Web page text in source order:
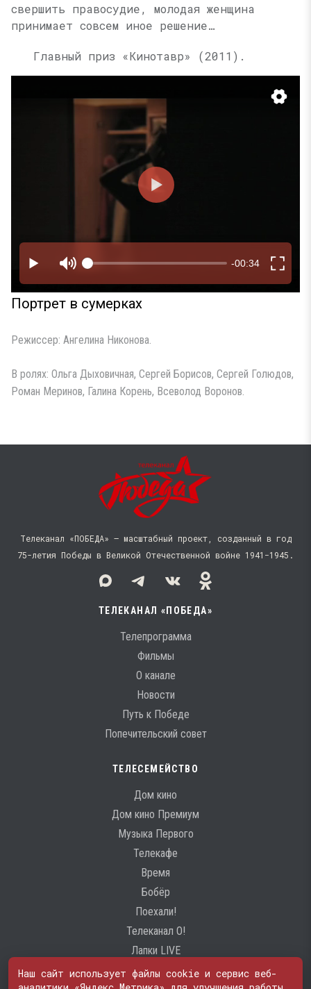
свершить правосудие, молодая женщина
принимает совсем иное решение…
Главный приз «Кинотавр» (2011).
Портрет в сумерках
Режиссер: Ангелина Никонова.
В ролях: Ольга Дыховичная, Сергей Борисов, Сергей Голюдов,
Роман Меринов, Галина Корень, Всеволод Воронов.
Телеканал «ПОБЕДА» — масштабный проект, созданный в год
75-летия Победы в Великой Отечественной войне 1941−1945.
ТЕЛЕКАНАЛ «ПОБЕДА»
Телепрограмма
Фильмы
О канале
Новости
Путь к Победе
Попечительский совет
ТЕЛЕСЕМЕЙСТВО
Дом кино
Дом кино Премиум
Музыка Первого
Телекафе
Время
Бобёр
Поехали!
Телеканал О!
Лапки LIVE
Наш сайт использует файлы cookie и сервис веб-